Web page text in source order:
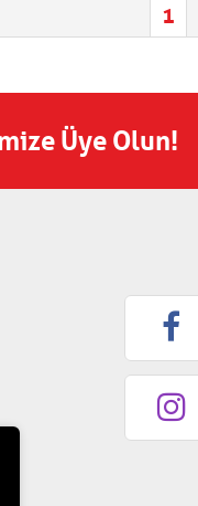
1
Üye Olun!